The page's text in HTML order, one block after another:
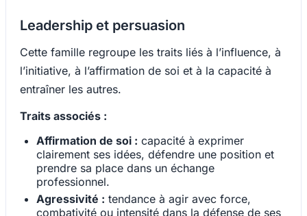
Leadership et persuasion
Cette famille regroupe les traits liés à l’influence, à
l’initiative, à l’affirmation de soi et à la capacité à
entraîner les autres.
Traits associés :
Affirmation de soi : capacité à exprimer
clairement ses idées, défendre une position et
prendre sa place dans un échange
professionnel.
Agressivité : tendance à agir avec force,
combativité ou intensité dans la défense de ses